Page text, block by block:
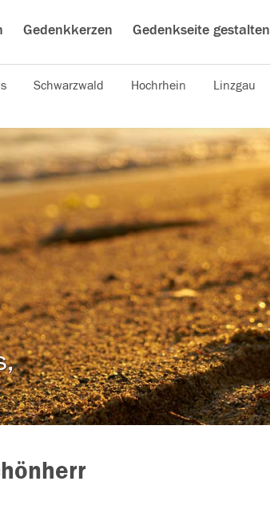
Gedenkkerzen Gedenkseite gestalten
Schwarzwald Hochrhein Linzgau